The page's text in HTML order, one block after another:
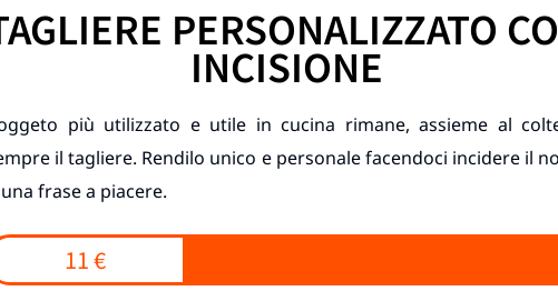
PERSONALIZZATO
INCISIONE
più utilizzato e utile in cucina rimane, assieme al
il tagliere. Rendilo unico e personale facendoci incidere il
frase a piacere.
11 €